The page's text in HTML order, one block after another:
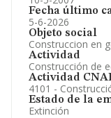
Fecha último
5-6-2026
Objeto social
Construccion en
Actividad
Construcción de
Actividad
4101 -
Estado de la
Extinción